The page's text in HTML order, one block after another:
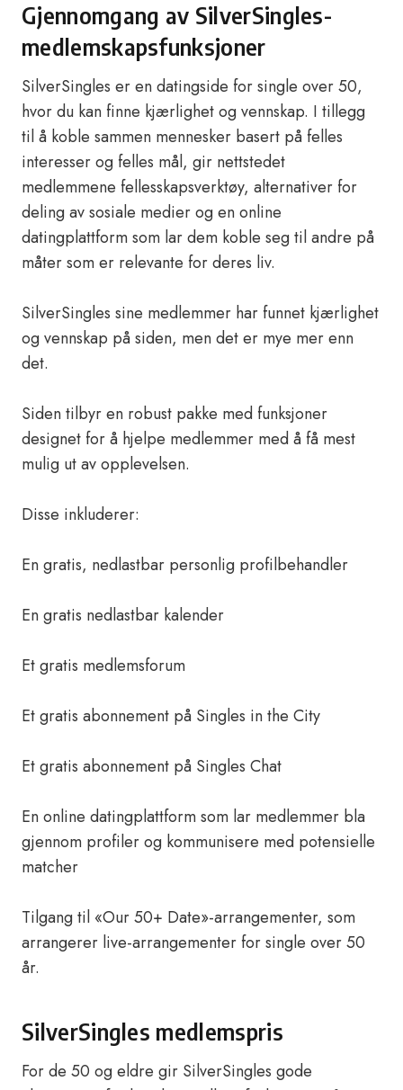
Gjennomgang av SilverSingles-
medlemskapsfunksjoner
SilverSingles er en datingside for single over 50,
hvor du kan finne kjærlighet og vennskap. I tillegg
til å koble sammen mennesker basert på felles
interesser og felles mål, gir nettstedet
medlemmene fellesskapsverktøy, alternativer for
deling av sosiale medier og en online
datingplattform som lar dem koble seg til andre på
måter som er relevante for deres liv.
SilverSingles sine medlemmer har funnet kjærlighet
og vennskap på siden, men det er mye mer enn
det.
Siden tilbyr en robust pakke med funksjoner
designet for å hjelpe medlemmer med å få mest
mulig ut av opplevelsen.
Disse inkluderer:
En gratis, nedlastbar personlig profilbehandler
En gratis nedlastbar kalender
Et gratis medlemsforum
Et gratis abonnement på Singles in the City
Et gratis abonnement på Singles Chat
En online datingplattform som lar medlemmer bla
gjennom profiler og kommunisere med potensielle
matcher
Tilgang til «Our 50+ Date»-arrangementer, som
arrangerer live-arrangementer for single over 50
år.
SilverSingles medlemspris
For de 50 og eldre gir SilverSingles gode